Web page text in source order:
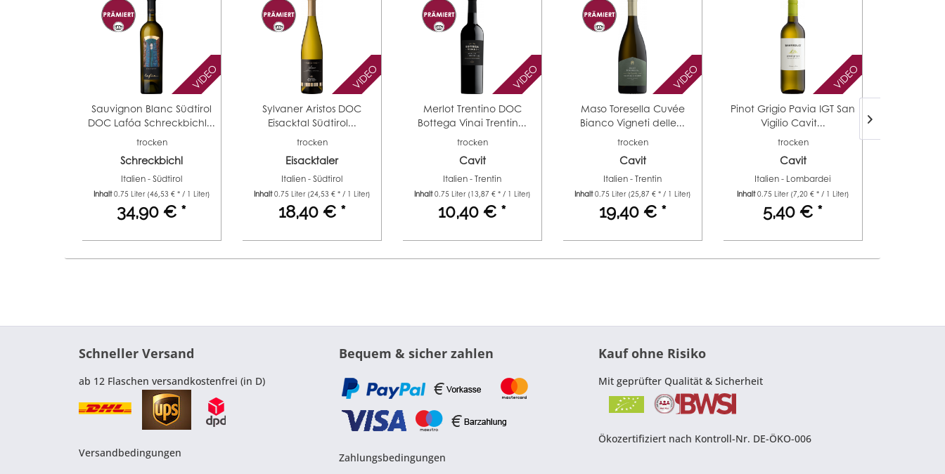
VIDEO
Sauvignon Blanc Südtirol
DOC Lafóa Schreckbichl...
trocken
Schreckbichl
Italien - Südtirol
Inhalt0.75 Liter (46,53 € * / 1 Liter)
34,90 € *
VIDEO
Sylvaner Aristos DOC
Eisacktal Südtirol...
trocken
Eisacktaler
Italien - Südtirol
Inhalt0.75 Liter (24,53 € * / 1 Liter)
18,40 € *
VIDEO
Merlot Trentino DOC
Bottega Vinai Trentin...
trocken
Cavit
Italien - Trentin
Inhalt0.75 Liter (13,87 € * / 1 Liter)
10,40 € *
VIDEO
Maso Toresella Cuvée
Bianco Vigneti delle...
trocken
Cavit
Italien - Trentin
Inhalt0.75 Liter (25,87 € * / 1 Liter)
19,40 € *
VIDEO
Pinot Grigio Pavia IGT San
Vigilio Cavit...
trocken
Cavit
Italien - Lombardei
Inhalt0.75 Liter (7,20 € * / 1 Liter)
5,40 € *
Schneller Versand
ab 12 Flaschen versandkostenfrei (in D)
Versandbedingungen
Bequem & sicher zahlen
Zahlungsbedingungen
Kauf ohne Risiko
Mit geprüfter Qualität & Sicherheit
Ökozertifiziert nach Kontroll-Nr. DE-ÖKO-006